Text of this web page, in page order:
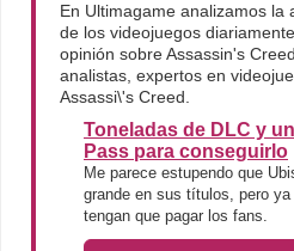
En Ultimagame analizamos la
de los videojuegos
opinión sobre Assassin's
analistas, expertos en
Assassi\'s Creed.
Toneladas de DLC y
Pass para conseguirlo
Me parece estupendo que
grande en sus títulos, pero ya
tengan que pagar los fans.